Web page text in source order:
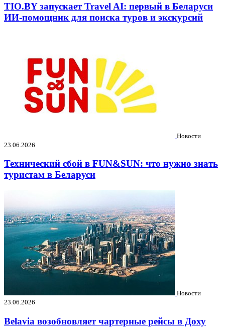
TIO.BY запускает Travel AI: первый в Беларуси
ИИ-помощник для поиска туров и экскурсий
Новости
23.06.2026
Технический сбой в FUN&SUN: что нужно знать
туристам в Беларуси
Новости
23.06.2026
Belavia возобновляет чартерные рейсы в Доху